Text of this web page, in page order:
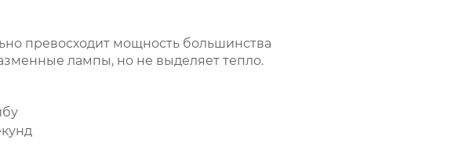
превосходит мощность большинства
лампы, но не выделяет тепло.